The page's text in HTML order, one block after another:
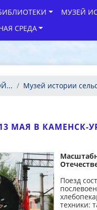
МУЗЕЙ
СРЕДА
Музей истории
МАЯ В КАМЕНСК-
Поезд
техники: